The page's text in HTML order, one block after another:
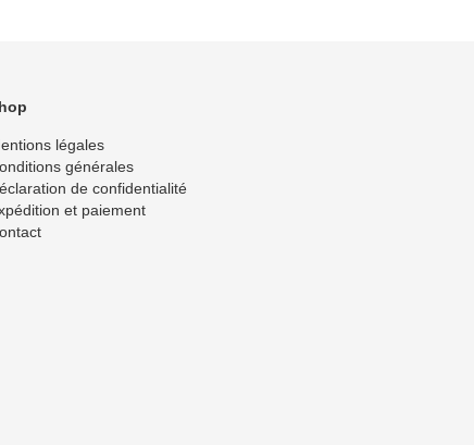
légales
générales
de confidentialité
et paiement